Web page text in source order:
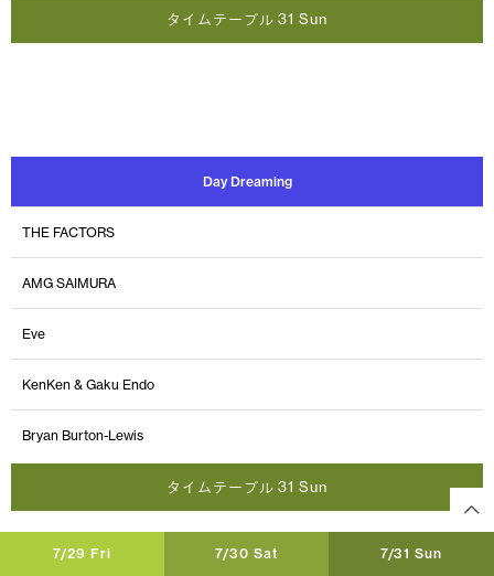
タイムテーブル 31 Sun
Day Dreaming
THE FACTORS
AMG SAIMURA
Eve
KenKen & Gaku Endo
Bryan Burton-Lewis
タイムテーブル 31 Sun
7/29 Fri 7/30 Sat 7/31 Sun